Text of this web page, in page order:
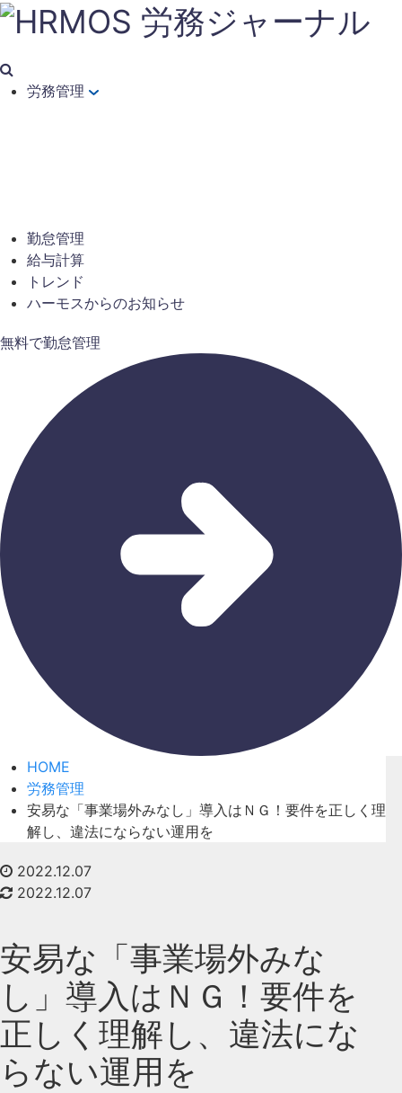
労務管理
勤怠管理
給与計算
トレンド
ハーモスからのお知らせ
無料で勤怠管理
HOME
労務管理
安易な「事業場外みなし」導入はＮＧ！要件を正しく理
解し、違法にならない運用を
2022.12.07
2022.12.07
安易な「事業場外みな
し」導入はＮＧ！要件を
正しく理解し、違法にな
らない運用を